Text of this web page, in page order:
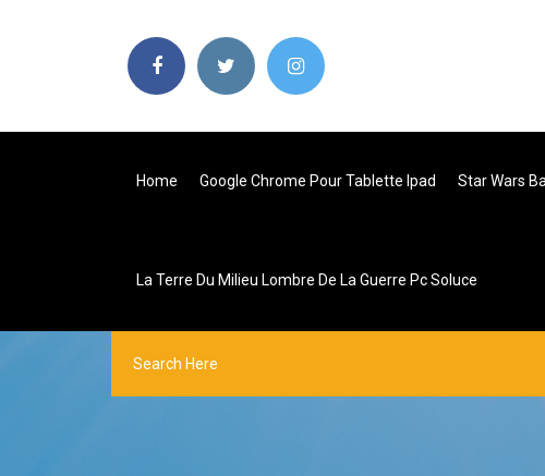
Home Google Chrome Pour Tablette Ipad Star Wars
La Terre Du Milieu Lombre De La Guerre Pc Soluce